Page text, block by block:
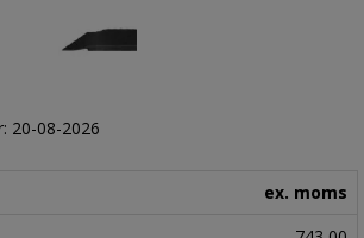
20-08-2026
ex. moms